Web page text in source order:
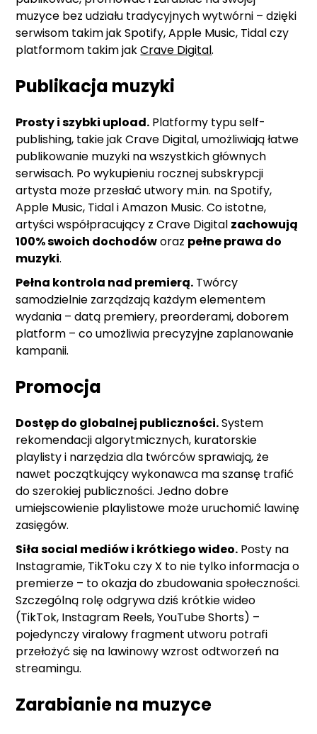
muzyce bez udziału tradycyjnych wytwórni – dzięki
serwisom takim jak Spotify, Apple Music, Tidal czy
platformom takim jakCrave Digital.
Publikacja muzyki
Prosty i szybki upload. Platformy typu self-
publishing, takie jak Crave Digital, umożliwiają łatwe
publikowanie muzyki na wszystkich głównych
serwisach. Po wykupieniu rocznej subskrypcji
artysta może przesłać utwory m.in. na Spotify,
Apple Music, Tidal i Amazon Music. Co istotne,
artyści współpracujący z Crave Digital zachowują
100% swoich dochodóworaz pełne prawa do
muzyki.
Pełna kontrola nad premierą. Twórcy
samodzielnie zarządzają każdym elementem
wydania – datą premiery, preorderami, doborem
platform – co umożliwia precyzyjne zaplanowanie
kampanii.
Promocja
Dostęp do globalnej publiczności.System
rekomendacji algorytmicznych, kuratorskie
playlisty i narzędzia dla twórców sprawiają, że
nawet początkujący wykonawca ma szansę trafić
do szerokiej publiczności. Jedno dobre
umiejscowienie playlistowe może uruchomić lawinę
zasięgów.
Siła social mediów i krótkiego wideo. Posty na
Instagramie, TikToku czy X to nie tylko informacja o
premierze – to okazja do zbudowania społeczności.
Szczególną rolę odgrywa dziś krótkie wideo
(TikTok, Instagram Reels, YouTube Shorts) –
pojedynczy viralowy fragment utworu potrafi
przełożyć się na lawinowy wzrost odtworzeń na
streamingu.
Zarabianie na muzyce